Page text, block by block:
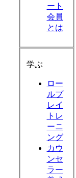
ート
会員
とは
学ぶ
ロー
ルプ
レイ
トレ
ーニ
ング
カウ
ンセ
ラー